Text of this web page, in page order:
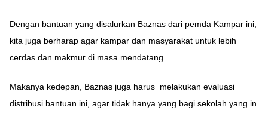
Dengan bantuan yang disalurkan Baznas dari pemda Kampar ini,
kita juga berharap agar kampar dan masyarakat untuk lebih
cerdas dan makmur di masa mendatang.
Makanya kedepan, Baznas juga harus melakukan evaluasi
distribusi bantuan ini, agar tidak hanya yang bagi sekolah yang in